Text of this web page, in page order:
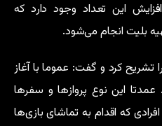
این تعداد وجود دارد که
بلیت انجام می‌شود.
را تشریح کرد و گفت: عموما با آغاز
عمدتا این نوع پروازها و سفرها
که اقدام به تماشای بازی‌ها